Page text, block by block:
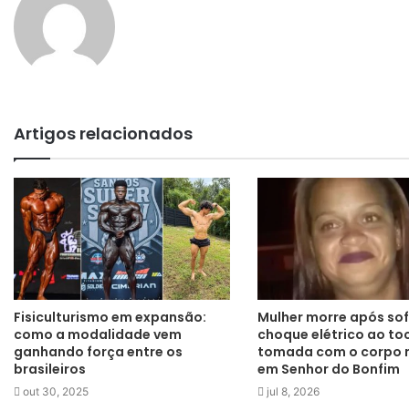
Artigos relacionados
Fisiculturismo em expansão:
como a modalidade vem
ganhando força entre os
brasileiros
out 30, 2025
Mulher morre após
choque elétrico ao
tomada com o corpo
em Senhor do Bonfim
jul 8, 2026